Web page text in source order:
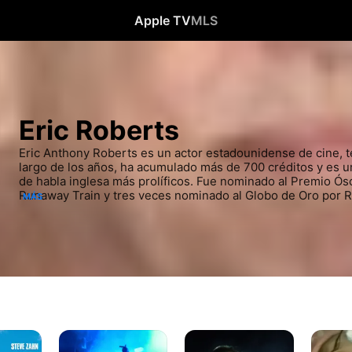
Apple TVMLS
Eric Roberts
Eric Anthony Roberts es un actor estadounidense de cine,
largo de los años, ha acumulado más de 700 créditos y es
de habla inglesa más prolíficos. Fue nominado al Premio
Runaway Train y tres veces nominado al Globo de Oro por
King of the Gypsies. Además, recibió elogios en el Festival
MÁS
Clika
Alta
temperatura
La